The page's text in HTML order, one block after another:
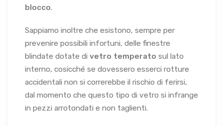
blocco.
Sappiamo inoltre che esistono, sempre per
prevenire possibili infortuni, delle finestre
blindate dotate di vetro temperato sul lato
interno, cosicché se dovessero esserci rotture
accidentali non si correrebbe il rischio di ferirsi,
dal momento che questo tipo di vetro si infrange
in pezzi arrotondati e non taglienti.